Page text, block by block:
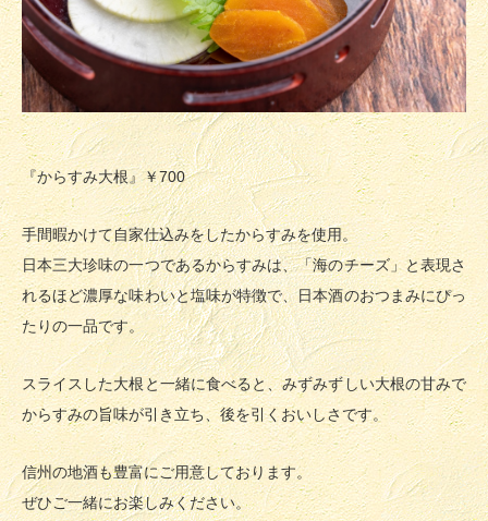
『からすみ大根』￥700
手間暇かけて自家仕込みをしたからすみを使用。
日本三大珍味の一つであるからすみは、「海のチーズ」と表現さ
れるほど濃厚な味わいと塩味が特徴で、日本酒のおつまみにぴっ
たりの一品です。
スライスした大根と一緒に食べると、みずみずしい大根の甘みで
からすみの旨味が引き立ち、後を引くおいしさです。
信州の地酒も豊富にご用意しております。
ぜひご一緒にお楽しみください。